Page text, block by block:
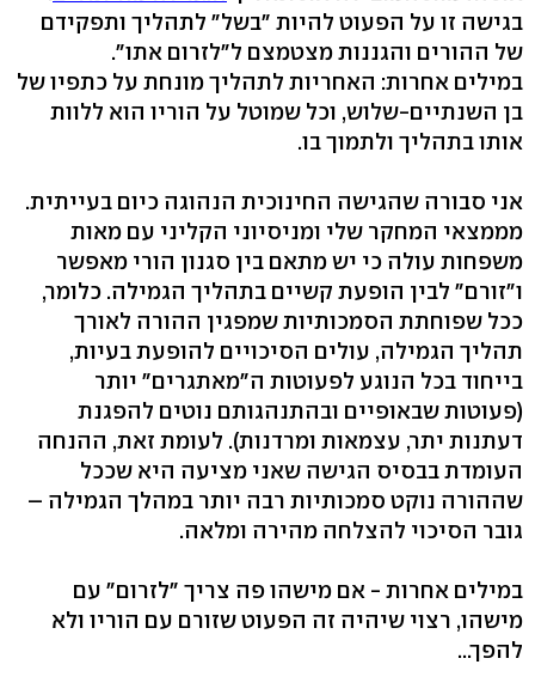
בגישה זו על הפעוט להיות "בשל" לתהליך ותפקידם
של ההורים והגננות מצטמצם ל"לזרום אתו".
במילים אחרות: האחריות לתהליך מונחת על כתפיו של
בן השנתיים-שלוש, וכל שמוטל על הוריו הוא ללוות
אותו בתהליך ולתמוך בו.
אני סבורה שהגישה החינוכית הנהוגה כיום בעייתית.
מממצאי המחקר שלי ומניסיוני הקליני עם מאות
משפחות עולה כי יש מתאם בין סגנון הורי מאפשר
ו"זורם" לבין הופעת קשיים בתהליך הגמילה. כלומר,
ככל שפוחתת הסמכותיות שמפגין ההורה לאורך
תהליך הגמילה, עולים הסיכויים להופעת בעיות,
בייחוד בכל הנוגע לפעוטות ה"מאתגרים" יותר
(פעוטות שבאופיים ובהתנהגותם נוטים להפגנת
דעתנות יתר, עצמאות ומרדנות). לעומת זאת, ההנחה
העומדת בבסיס הגישה שאני מציעה היא שככל
שההורה נוקט סמכותיות רבה יותר במהלך הגמילה –
גובר הסיכוי להצלחה מהירה ומלאה.
במילים אחרות - אם מישהו פה צריך "לזרום" עם
מישהו, רצוי שיהיה זה הפעוט שזורם עם הוריו ולא
להפך...